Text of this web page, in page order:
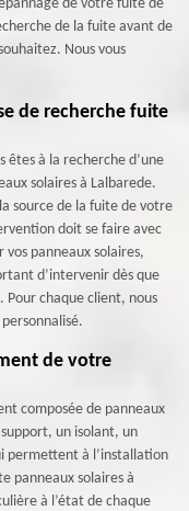
de votre fuite de
de la fuite avant de
Nous vous
de recherche fuite
êtes à la recherche d’une
solaires à Lalbarede.
source de la fuite de votre
doit se faire avec
panneaux solaires,
d’intervenir dès que
Pour chaque client, nous
de votre
composée de panneaux
un isolant, un
permettent à l’installation
panneaux solaires à
à l’état de chaque